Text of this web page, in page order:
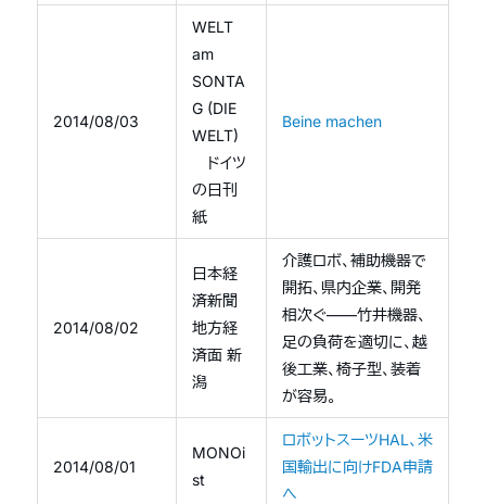
2014/08/03
WELT
am
SONTA
G (DIE
WELT)
ドイツ
の日刊
紙
Beine machen
2014/08/02
日本経
済新聞
地方経
済面 新
潟
介護ロボ、補助機器で
開拓、県内企業、開発
相次ぐ——竹井機器、
足の負荷を適切に、越
後工業、椅子型、装着
が容易。
2014/08/01
MONOi
st
ロボットスーツHAL、米
国輸出に向けFDA申請
へ